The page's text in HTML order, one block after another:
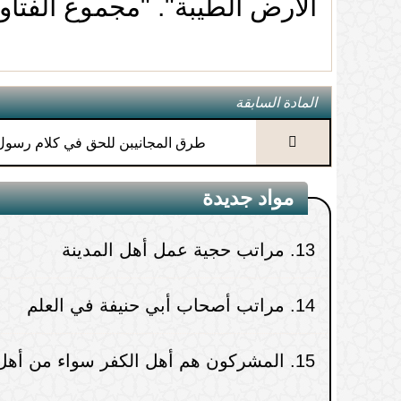
الأرض الطيبة". "مجموع الفتاوى" (
المادة السابقة
طرق المجانيبن للحق في كلام رسول
مواد جديدة
قول: (ريح ملائكتك)
11. أحسن ما يفهم به معنى كلام الله
من غرائب الانحراف في الاستدلال
13. مراتب حجية عمل أهل المدينة
14. مراتب أصحاب أبي حنيفة في العلم
15. المشركون هم أهل الكفر سواء من أهل
3. المراء والجدال في الدين بدعة
4. البدعة شعبة من الشرك
5. اختلاف المؤمنين عن أتباع الشياطين
6. الضابط فيما يجوز من التحزب وما لا
يجوز
ذنب
8. كيفية تحصيل اليقين